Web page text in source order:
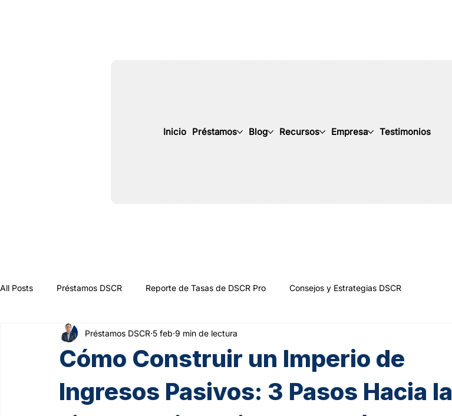
Inicio Préstamos Blog Recursos Empresa Testimonios
All Posts Préstamos DSCR Reporte de Tasas de DSCR Pro Consejos y Estrategias DSCR
Cómo Construir un Imperio de
Ingresos Pasivos: 3 Pasos Hacia la
Préstamos DSCR 5 feb 9 min de lectura